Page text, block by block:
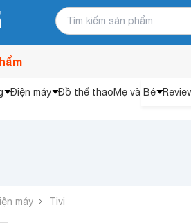
Điện máy Đồ thể thaoMẹ và Bé
máy Tivi